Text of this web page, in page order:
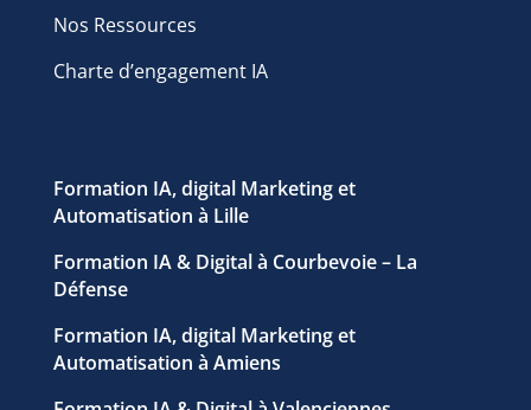
Nos Ressources
Charte d’engagement IA
Formation IA, digital Marketing et
Automatisation à Lille
Formation IA & Digital à Courbevoie – La
Défense
Formation IA, digital Marketing et
Automatisation à Amiens